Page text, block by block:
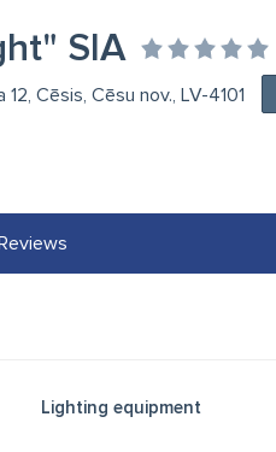
SIA
12, Cēsis, Cēsu nov., LV-4101
Lighting equipment